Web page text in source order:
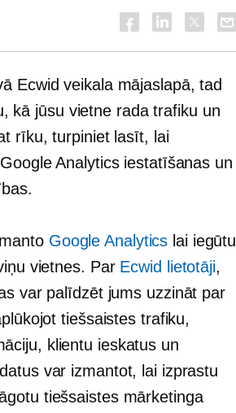
Ecwid veikala mājaslapā, tad
kā jūsu vietne rada trafiku un
rīku, turpiniet lasīt, lai
Analytics iestatīšanas un
Google Analytics lai iegūtu
vietnes. Par Ecwid lietotāji,
var palīdzēt jums uzzināt par
tiešsaistes trafiku,
klientu ieskatus un
var izmantot, lai izprastu
tiešsaistes mārketinga